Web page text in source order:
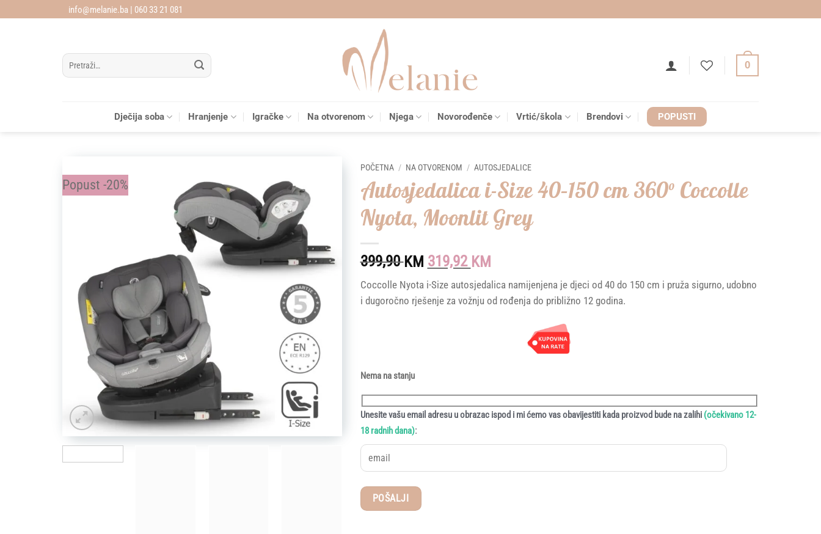
info@melanie.ba | 060 33 21 081
Pretraži:
0
Dječija soba Hranjenje Igračke Na otvorenom Njega Novorođenče Vrtić/škola Brendovi POPUSTI
Popust -20%
Add to
wishlist
POČETNA / NA OTVORENOM / AUTOSJEDALICE
Autosjedalica i-Size 40–150 cm 360° Coccolle
Nyota, Moonlit Grey
399,90KM Original
was:
399,90 KM.
319,92 KMCurrent
is:
319,92 KM.
Coccolle Nyota i-Size autosjedalica namijenjena je djeci od 40 do 150 cm i pruža sigurno, udobno
i dugoročno rješenje za vožnju od rođenja do približno 12 godina.
Nema na stanju
Unesite vašu email adresu u obrazac ispod i mi ćemo vas obavijestiti kada proizvod bude na zalihi (očekivano 12-
18 radnih dana):